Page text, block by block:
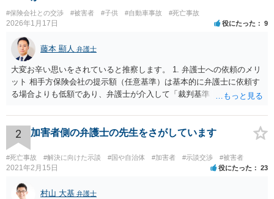
基づいた適正な賠償を受けられる可能性も高まります。
#保険会社との交渉 #被害者 #子供 #自動車事故 #死亡事故
2026年1月17日 役にたった 9
藤本 顯人 弁護士
大変お辛い思いをされていると推察します。 1. 弁護士への依頼のメリ
ット 相手方保険会社の提示額（任意基準）は基本的に弁護士に依頼す
る場合よりも低額であり、弁護士が介入して「裁判基準（弁護士基
いです。 2. 訴訟と示談交渉のメリット・デメリット 判決（訴訟）: 勝
訴判決まで至れば、本来の賠償額に加え「遅延損害金（事故時から発
生）」と「弁護士費用相当額（認容額の約1割）」が加算されます。
訴訟上の和解: 訴訟を起こしても、判決前に裁判所での「和解」で終わ
るケースが多いです。 この場合、遅延損害金や弁護士費用はカットさ
あります。 3. 逸失利益（将来の収入）の計算 未就学女児の場合、賃
2 加害者側の弁護士の先生をさがしています
#死亡事故 #解決に向けた示談 #国や自治体 #加害者 #示談交渉 #被害者
2021年2月15日 役にたった 23
村山 大基 弁護士